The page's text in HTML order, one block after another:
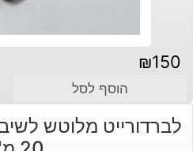
₪150
הוסף לסל